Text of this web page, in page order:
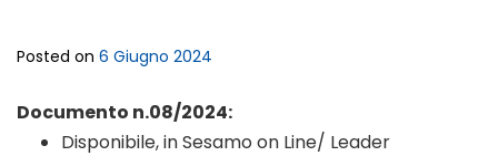
Posted on 6 Giugno 2024
Documento n.08/2024:
Disponibile, in Sesamo on Line/ Leader